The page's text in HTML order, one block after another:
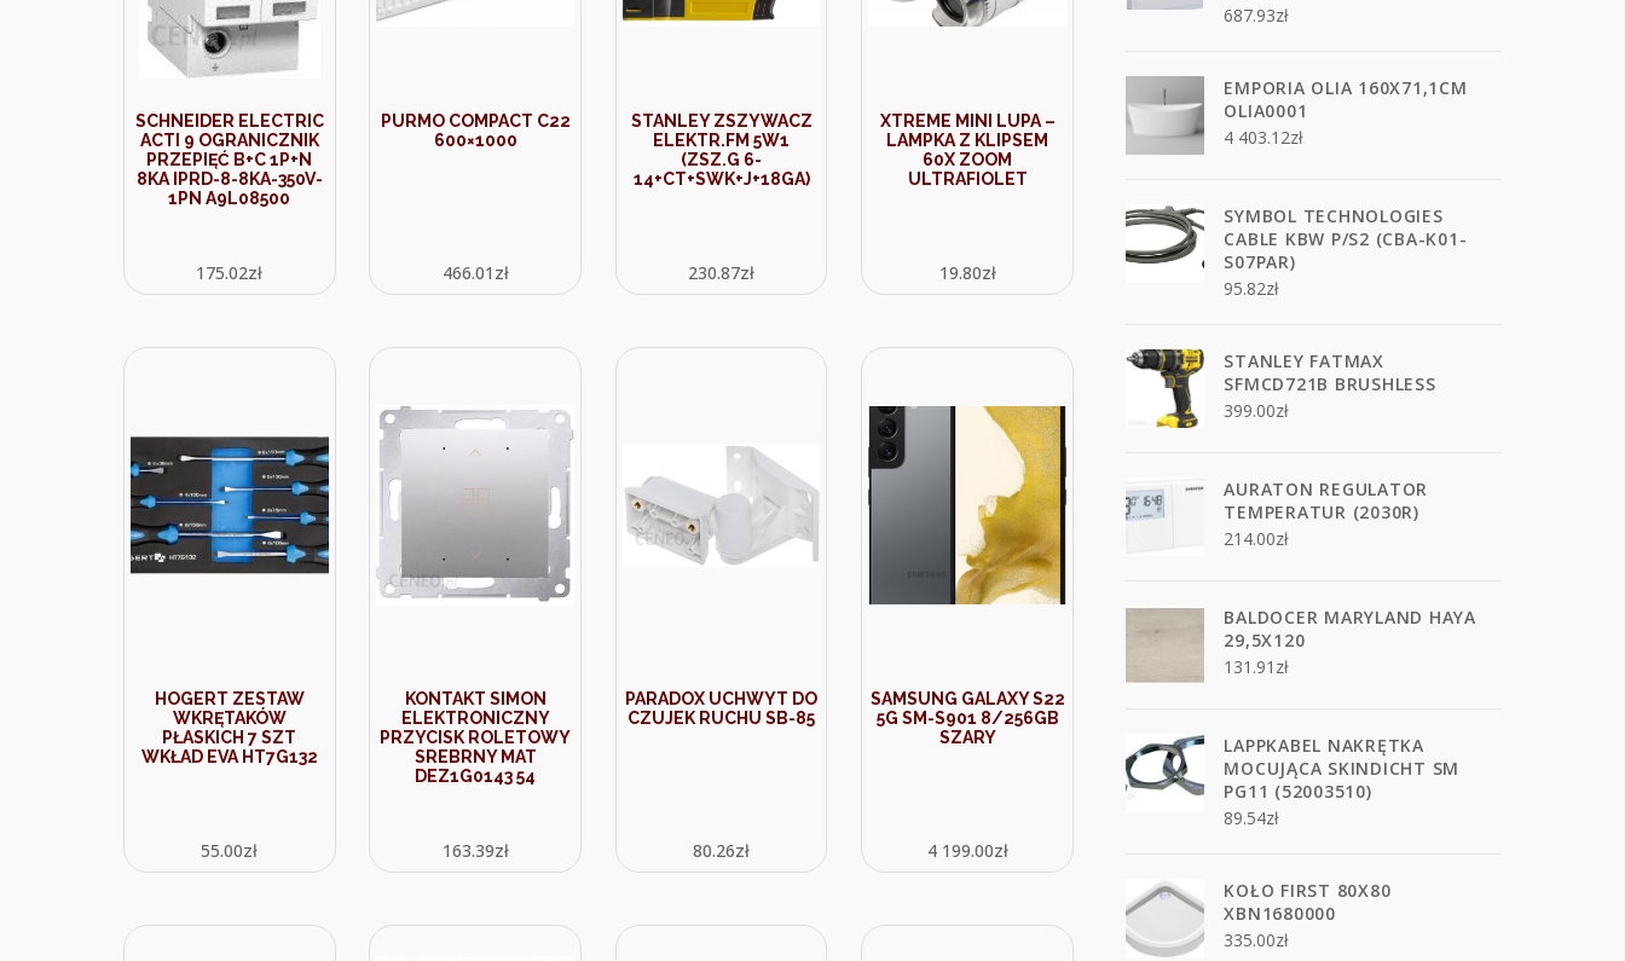
SCHNEIDER ELECTRIC
ACTI 9 OGRANICZNIK
PRZEPIĘĆ B+C 1P+N
8KA IPRD-8-8KA-350V-
1PN A9L08500
175.02zł
PURMO COMPACT C22
600×1000
466.01 zł
STANLEY ZSZYWACZ
ELEKTR.FM 5W1
(ZSZ.G 6-
14+CT+SWK+J+18GA)
230.87zł
XTREME MINI LUPA –
LAMPKA Z KLIPSEM
60X ZOOM
ULTRAFIOLET
19.80zł
HOGERT ZESTAW
WKRĘTAKÓW
PŁASKICH 7 SZT
WKŁAD EVA HT7G132
55.00zł
KONTAKT SIMON
ELEKTRONICZNY
PRZYCISK ROLETOWY
SREBRNY MAT
DEZ1G0143 54
163.39zł
PARADOX UCHWYT DO
CZUJEK RUCHU SB-85
80.26zł
SAMSUNG GALAXY S22
5G SM-S901 8/256GB
SZARY
4 199.00zł
687.93zł
EMPORIA OLIA 160X71,1CM
OLIA0001
4 403.12zł
SYMBOL TECHNOLOGIES
CABLE KBW P/S2 (CBA-K01-
S07PAR)
95.82zł
STANLEY FATMAX
SFMCD721B BRUSHLESS
399.00zł
AURATON REGULATOR
TEMPERATUR (2030R)
214.00zł
BALDOCER MARYLAND HAYA
29,5X120
131.91 zł
LAPPKABEL NAKRĘTKA
MOCUJĄCA SKINDICHT SM
PG11 (52003510)
89.54zł
KOŁO FIRST 80X80
XBN1680000
335.00zł